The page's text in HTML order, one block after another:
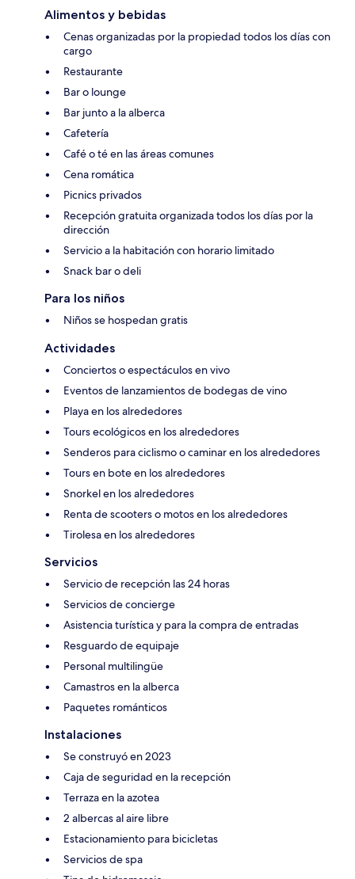
Alimentos y bebidas
Cenas organizadas por la propiedad todos los días con
cargo
Restaurante
Bar o lounge
Bar junto a la alberca
Cafetería
Café o té en las áreas comunes
Cena romática
Picnics privados
Recepción gratuita organizada todos los días por la
dirección
Servicio a la habitación con horario limitado
Snack bar o deli
Para los niños
Niños se hospedan gratis
Actividades
Conciertos o espectáculos en vivo
Eventos de lanzamientos de bodegas de vino
Playa en los alrededores
Tours ecológicos en los alrededores
Senderos para ciclismo o caminar en los alrededores
Tours en bote en los alrededores
Snorkel en los alrededores
Renta de scooters o motos en los alrededores
Tirolesa en los alrededores
Servicios
Servicio de recepción las 24 horas
Servicios de concierge
Asistencia turística y para la compra de entradas
Resguardo de equipaje
Personal multilingüe
Camastros en la alberca
Paquetes románticos
Instalaciones
Se construyó en 2023
Caja de seguridad en la recepción
Terraza en la azotea
2 albercas al aire libre
Estacionamiento para bicicletas
Servicios de spa